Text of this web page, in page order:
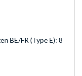
BE/FR (Type E): 8